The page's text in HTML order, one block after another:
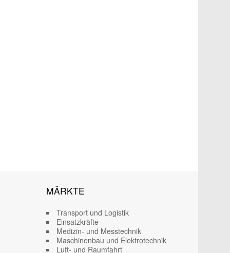
MÄRKTE
Transport und Logistik
Einsatzkräfte
Medizin- und Messtechnik
Maschinenbau und Elektrotechnik
Luft- und Raumfahrt